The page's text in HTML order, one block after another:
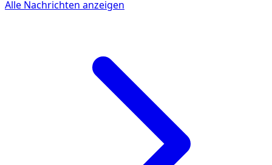
Alle Nachrichten anzeigen